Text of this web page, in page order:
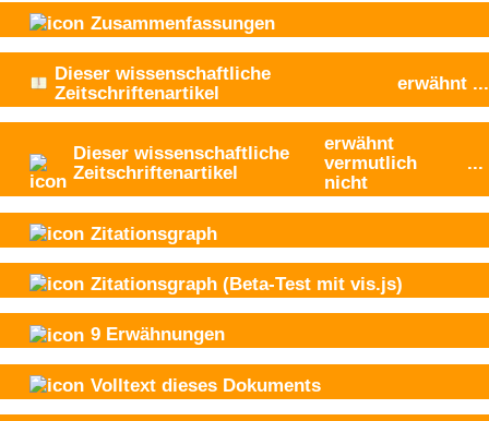
Zusammenfassungen
Dieser wissenschaftliche
Zeitschriftenartikel
erwähnt ...
Dieser wissenschaftliche
Zeitschriftenartikel
erwähnt
vermutlich
nicht
...
Zitationsgraph
Zitationsgraph (Beta-Test mit vis.js)
9 Erwähnungen
Volltext dieses Dokuments